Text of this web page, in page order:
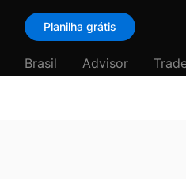
Planilha grátis
Brasil Advisor